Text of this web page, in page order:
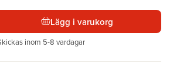
Lägg i varukorg
inom 5-8 vardagar